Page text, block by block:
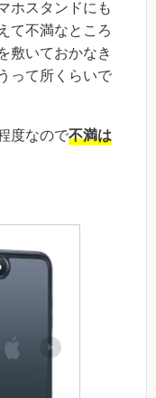
ホスタンドにも
て不満なところ
敷いておかなき
って所くらいで
度なので不満は